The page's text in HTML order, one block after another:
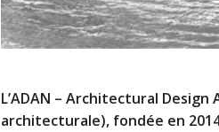
L’ADAN – Architectural
architecturale), fondée en